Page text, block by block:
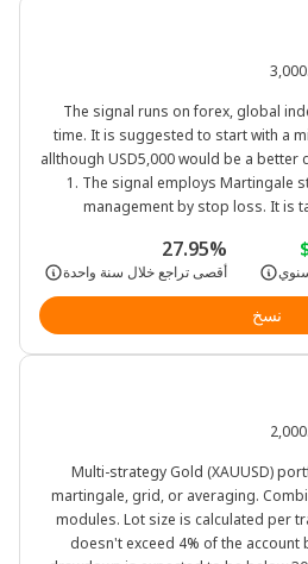
The signal runs on forex, global
time. It is suggested to start with a
allthough USD5,000 would be a better
1. The signal employs Martingale
management by stop loss. It is
However, investors should bear in
27.95%
أقصى تراجع خلال سنة واحدة
نسخ
Multi-strategy Gold (XAUUSD)
martingale, grid, or averaging.
modules. Lot size is calculated per
doesn't exceed 4% of the account